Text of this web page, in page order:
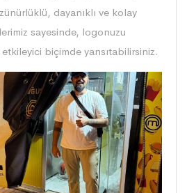
dayanıklı ve kolay
sayesinde, logonuzu
biçimde yansıtabilirsiniz.